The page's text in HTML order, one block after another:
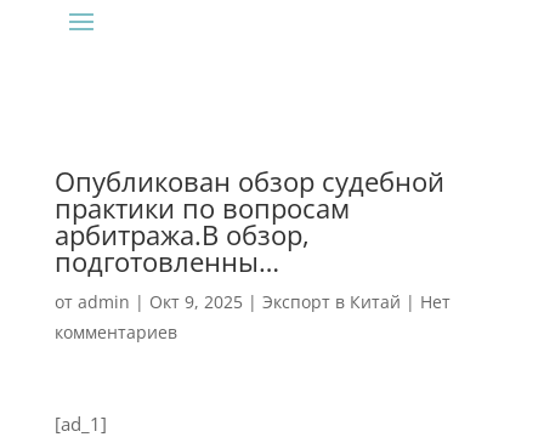
Опубликован обзор судебной
практики по вопросам
арбитража.В обзор,
подготовленны…
от admin | Окт 9, 2025| Экспорт в Китай | Нет
комментариев
[ad_1]